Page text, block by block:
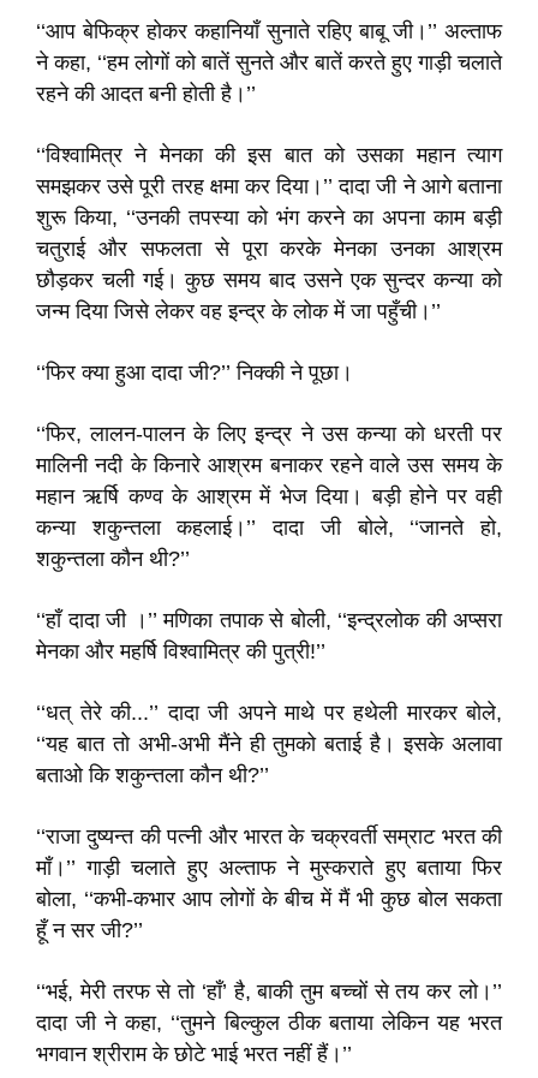
‘‘आप बेफिक्र होकर कहानियाँ सुनाते रहिए बाबू जी।’’ अल्ताफ
ने कहा, ‘‘हम लोगों को बातें सुनते और बातें करते हुए गाड़ी चलाते
रहने की आदत बनी होती है।’’
‘‘विश्वामित्र ने मेनका की इस बात को उसका महान त्याग
समझकर उसे पूरी तरह क्षमा कर दिया।’’ दादा जी ने आगे बताना
शुरू किया, ‘‘उनकी तपस्या को भंग करने का अपना काम बड़ी
चतुराई और सफलता से पूरा करके मेनका उनका आश्रम
छौड़कर चली गई। कुछ समय बाद उसने एक सुन्दर कन्या को
जन्म दिया जिसे लेकर वह इन्द्र के लोक में जा पहुँची।’’
‘‘फिर क्या हुआ दादा जी?’’ निक्की ने पूछा।
‘‘फिर, लालन-पालन के लिए इन्द्र ने उस कन्या को धरती पर
मालिनी नदी के किनारे आश्रम बनाकर रहने वाले उस समय के
महान ऋर्षि कण्व के आश्रम में भेज दिया। बड़ी होने पर वही
कन्या शकुन्तला कहलाई।’’ दादा जी बोले, ‘‘जानते हो,
शकुन्तला कौन थी?’’
‘‘हाँ दादा जी ।’’ मणिका तपाक से बोली, ‘‘इन्द्रलोक की अप्सरा
मेनका और महर्षि विश्वामित्र की पुत्री!’’
‘‘धत् तेरे की...’’ दादा जी अपने माथे पर हथेली मारकर बोले,
‘‘यह बात तो अभी-अभी मैंने ही तुमको बताई है। इसके अलावा
बताओ कि शकुन्तला कौन थी?’’
‘‘राजा दुष्यन्त की पत्नी और भारत के चक्रवर्ती सम्राट भरत की
माँ।’’ गाड़ी चलाते हुए अल्ताफ ने मुस्कराते हुए बताया फिर
बोला, ‘‘कभी-कभार आप लोगों के बीच में मैं भी कुछ बोल सकता
हूँ न सर जी?’’
‘‘भई, मेरी तरफ से तो ‘हाँ’ है, बाकी तुम बच्चों से तय कर लो।’’
दादा जी ने कहा, ‘‘तुमने बिल्कुल ठीक बताया लेकिन यह भरत
भगवान श्रीराम के छोटे भाई भरत नहीं हैं।’’